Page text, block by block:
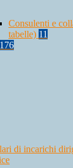
Consulenti e
tabelle) 11
176
di incarichi